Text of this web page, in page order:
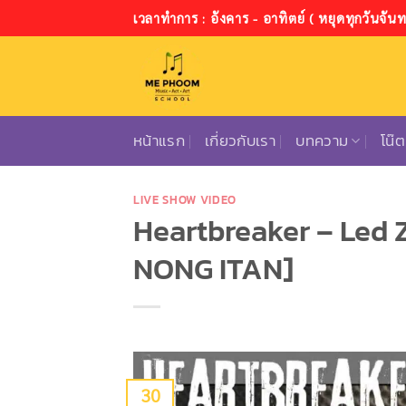
ไป
เวลาทำการ : อังคาร - อาทิตย์ ( หยุดทุกวันจัน
หน้าแรก เกี่ยวกับเรา บทความ โน๊
LIVE SHOW VIDEO
Heartbreaker – Led
NONG ITAN]
30